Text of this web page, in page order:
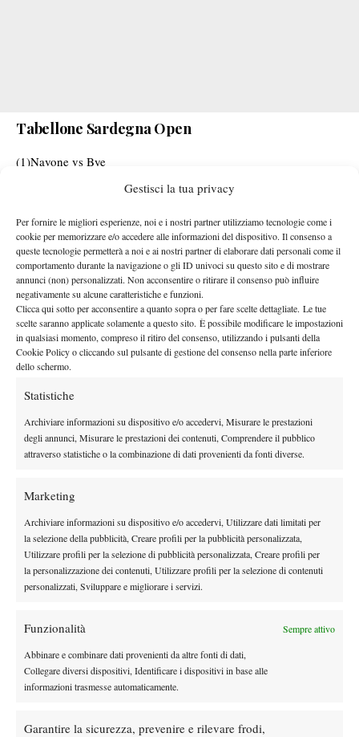
Gestisci la tua privacy
Per fornire le migliori esperienze, noi e i nostri partner utilizziamo tecnologie come i
cookie per memorizzare e/o accedere alle informazioni del dispositivo. Il consenso a
queste tecnologie permetterà a noi e ai nostri partner di elaborare dati personali come il
comportamento durante la navigazione o gli ID univoci su questo sito e di mostrare
annunci (non) personalizzati. Non acconsentire o ritirare il consenso può influire
negativamente su alcune caratteristiche e funzioni.
Clicca qui sotto per acconsentire a quanto sopra o per fare scelte dettagliate. Le tue
scelte saranno applicate solamente a questo sito. È possibile modificare le impostazioni
in qualsiasi momento, compreso il ritiro del consenso, utilizzando i pulsanti della
Cookie Policy o cliccando sul pulsante di gestione del consenso nella parte inferiore
dello schermo.
Statistiche
Archiviare informazioni su dispositivo e/o accedervi, Misurare le prestazioni
degli annunci, Misurare le prestazioni dei contenuti, Comprendere il pubblico
attraverso statistiche o la combinazione di dati provenienti da fonti diverse.
Marketing
Archiviare informazioni su dispositivo e/o accedervi, Utilizzare dati limitati per
la selezione della pubblicità, Creare profili per la pubblicità personalizzata,
Utilizzare profili per la selezione di pubblicità personalizzata, Creare profili per
la personalizzazione dei contenuti, Utilizzare profili per la selezione di contenuti
personalizzati, Sviluppare e migliorare i servizi.
Funzionalità Sempre attivo
Abbinare e combinare dati provenienti da altre fonti di dati,
Collegare diversi dispositivi, Identificare i dispositivi in base alle
informazioni trasmesse automaticamente.
Garantire la sicurezza, prevenire e rilevare frodi,
Tabellone Sardegna Open
(1)Navone vs Bye
Svajda vs (6) Hurkacz
(4) Burruchaga vs Bye
(Alt) Pellegrinovs Q
Q vs Kovacevic
Vukic vs (8) Giron
(7) J. M. Cerundolo vs(WC) Cinà
Q vs(Alt) Arnaldi
(Alt) Echargui vs (Alt) Garin
(5) Sonegovs
Q vs(WC) Cadenasso
(Alt) Travagliavs (Alt) de Jong
Bye vs (2) Mannarino
DI TENDENZA
News
Quinn, Sonego entra nel tabellone